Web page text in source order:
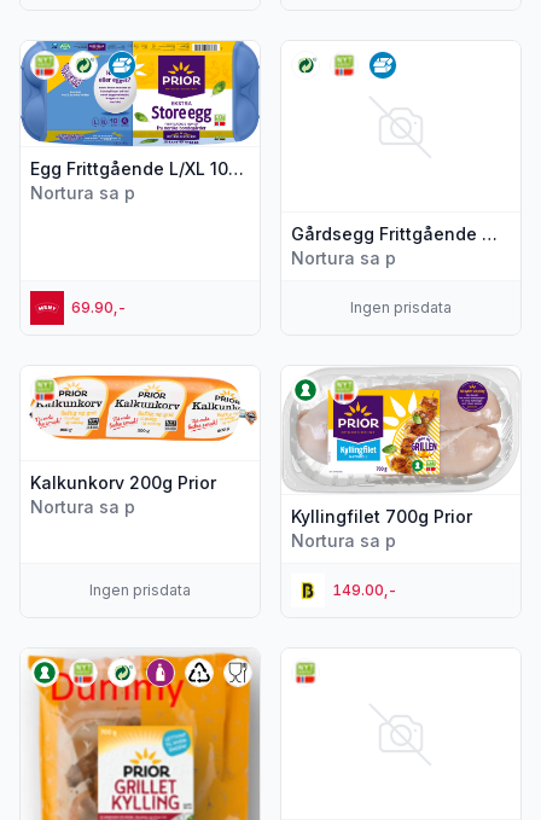
Egg Frittgående L/XL 10stk Prior
Nortura sa p
69.90,-
Vis flere detaljer for produktet "Egg Frittgående L/XL 10stk
Gårdsegg Frittgående M/L 15stk Prior
Nortura sa p
Ingen prisdata
Vis flere detaljer for
Kalkunkorv 200g Prior
Nortura sa p
Ingen prisdata
Vis flere detaljer for produktet "Kalkunkorv 200g Prior"
Kyllingfilet 700g Prior
Nortura sa p
149.00,-
Vis flere detaljer for
Vis flere detaljer for produktet "Kylling hel Grillet 700g Prior"
Vis flere detaljer for